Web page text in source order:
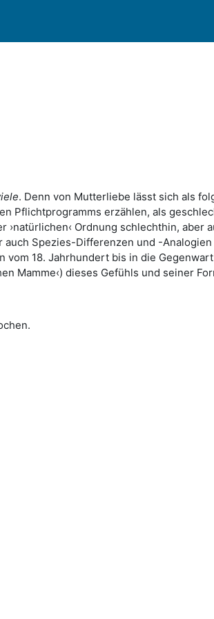
. Denn von Mutterliebe lässt sich als
Pflichtprogramms erzählen, als
Ordnung schlechthin, aber
Spezies-Differenzen und -
18. Jahrhundert bis in die
Mamme‹) dieses Gefühls und seiner